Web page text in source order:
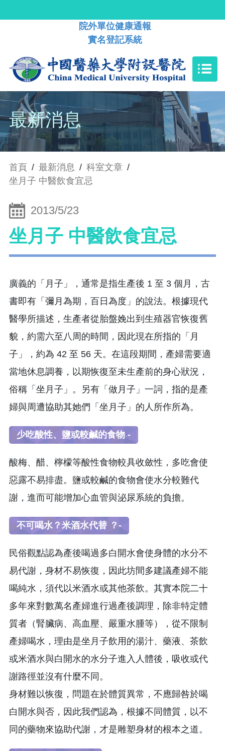
院外單位健康通報
實名登記系統
最新消息
首頁 / 最新消息 / 科室文章 /
坐月子 中醫飲食宜忌
2013/5/23
坐月子 中醫飲食宜忌
廣義的「月子」，通常是指生產後 1 至 3 個月，古
書即有「彌月為期，百日為度」的說法。根據現代
醫學所描述，生產者從胎盤娩出到生殖器官恢復舊
貌，約需六至八周的時間，因此現在所指的「月
子」，約為 42 至 56 天。在這段期間，產婦需要適
當地休息調養，以期恢復至未生產前的身心狀況，
俗稱「坐月子」。另有「做月子」一詞，指的是產
婦與周遭協助其她們「坐月子」的人所作所為。
少吃酸性、鹽或較鹹的食物 -
酸梅、醋、檸檬等酸性食物較具收斂性，多吃會使
惡露不易排盡。鹽或較鹹的食物會使水分較難代
謝，進而可能增加心血管與泌尿系統的負擔。
不可喝水？米酒水代替 ？-
民俗觀點認為產後喝過多白開水會使身體的水分不
易代謝，身材不易恢復，因此坊間多建議產婦不能
喝純水，須代以米酒水或其他茶飲。其實本院二十
多年來對數萬名產婦進行過產後調理，除非特定體
質者（腎臟病、高血壓、嚴重水腫等），從不限制
產婦喝水，理由是坐月子飲用的湯汁、藥液、茶飲
或米酒水與白開水的水分子進入人體後，吸收或代
謝路徑並沒有什麼不同。
身材難以恢復，問題在於體質異常，不應歸咎於喝
白開水與否，因此我們認為，根據不同體質，以不
同的藥物來協助代謝，才是雕塑身材的根本之道。